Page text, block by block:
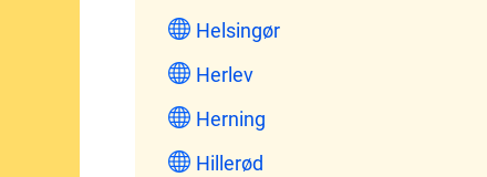
Helsingør
Herlev
Herning
Hillerød